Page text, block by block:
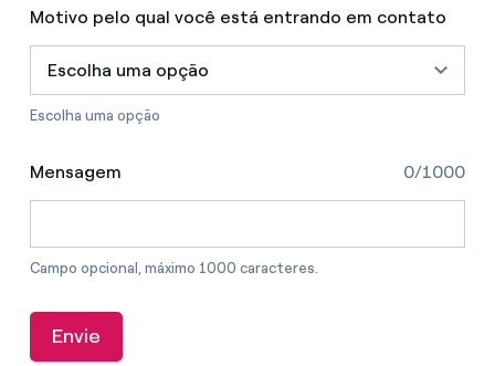
Motivo pelo qual você está entrando em contato
Escolha uma opção
Escolha uma opção
Mensagem 0/1000
Campo opcional, máximo 1000 caracteres.
Envie